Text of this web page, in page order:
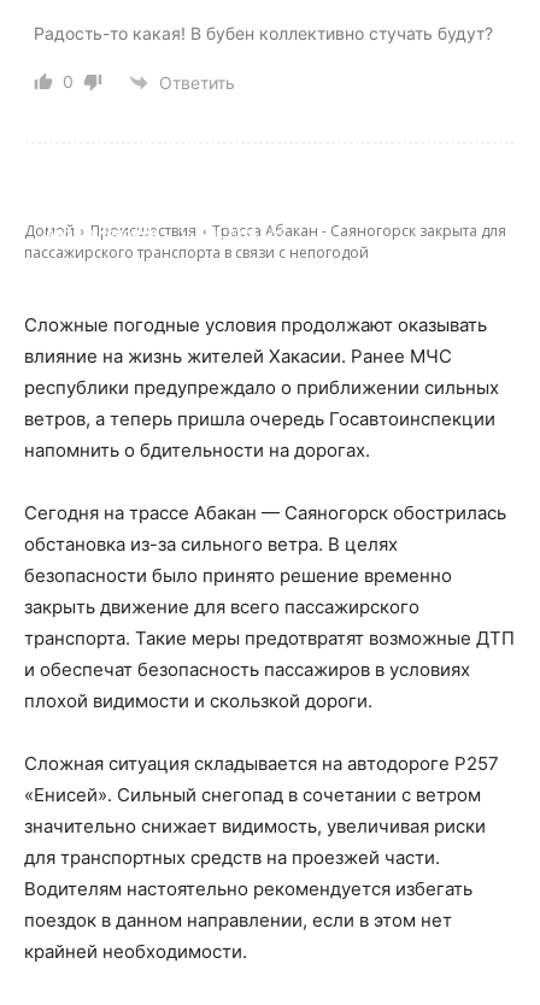
Радость-то какая! В бубен коллективно стучать будут?
0 Ответить